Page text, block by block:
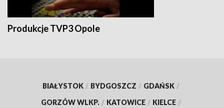
Produkcje TVP3 Opole
BIAŁYSTOK / BYDGOSZCZ / GDAŃSK /
GORZÓW WLKP. / KATOWICE / KIELCE /